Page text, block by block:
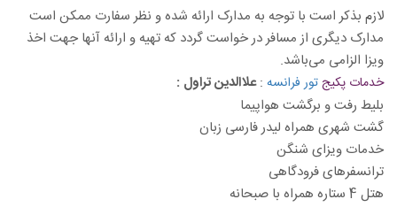
لازم بذکر است با توجه به مدارک ارائه شده و نظر سفارت ممکن است
مدارک دیگری از مسافر در خواست گردد که تهیه و ارائه آنها جهت اخذ
ویزا الزامی می‌باشد.
خدمات پکیجتور فرانسه :علاالدین تراول :
بلیط رفت و برگشت هواپیما
گشت شهری همراه لیدر فارسی زبان
خدمات ویزای شنگن
ترانسفرهای فرودگاهی
هتل 4 ستاره همراه با صبحانه